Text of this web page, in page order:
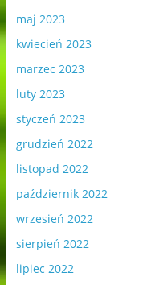
maj 2023
kwiecień 2023
marzec 2023
luty 2023
styczeń 2023
grudzień 2022
listopad 2022
październik 2022
wrzesień 2022
sierpień 2022
lipiec 2022